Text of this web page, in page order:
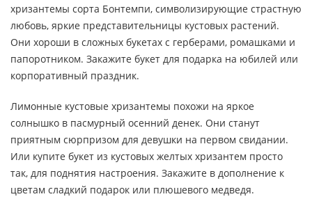
хризантемы сорта Бонтемпи, символизирующие страстную
любовь, яркие представительницы кустовых растений.
Они хороши в сложных букетах с герберами, ромашками и
папоротником. Закажите букет для подарка на юбилей или
корпоративный праздник.
Лимонные кустовые хризантемы похожи на яркое
солнышко в пасмурный осенний денек. Они станут
приятным сюрпризом для девушки на первом свидании.
Или купите букет из кустовых желтых хризантем просто
так, для поднятия настроения. Закажите в дополнение к
цветам сладкий подарок или плюшевого медведя.